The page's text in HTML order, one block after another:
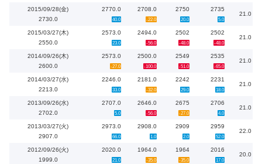
2015/09/28(金)
2730.0
2770.0
40.0
2708.0
-22.0
2750
20.0
2735
5.0
21.0
2015/03/27(木)
2550.0
2573.0
23.0
2494.0
-56.0
2502
-48.0
2502
-48.0
21.0
2014/09/26(木)
2600.0
2573.0
-27.0
2500.0
-100.0
2549
-51.0
2535
-65.0
21.0
2014/03/27(水)
2213.0
2246.0
33.0
2181.0
-32.0
2242
29.0
2231
18.0
21.0
2013/09/26(水)
2702.0
2707.0
5.0
2646.0
-56.0
2675
-27.0
2706
4.0
21.0
2013/03/27(火)
2907.0
2973.0
66.0
2908.0
1.0
2909
2.0
2959
52.0
22.0
2012/09/26(火)
1999.0
2020.0
21.0
1964.0
-35.0
1964
-35.0
2016
17.0
20.0